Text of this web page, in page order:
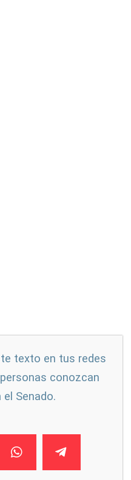
texto en tus redes
conozcan
Senado.